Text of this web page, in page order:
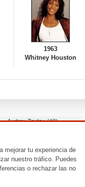
1963
Whitney Houston
Audrey Tautou (48)
The Edge (65)
Anna Kendrick (41)
mejorar tu experiencia de
nuestro tráfico. Puedes
o rechazar las no